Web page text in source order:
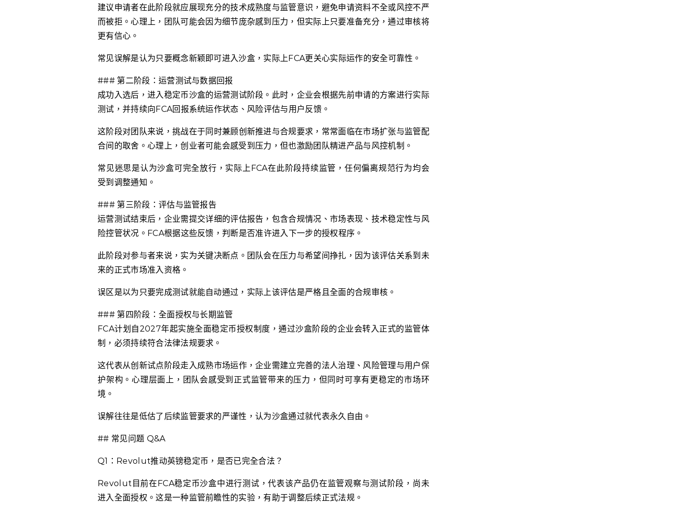
建议申请者在此阶段就应展现充分的技术成熟度与监管意识，避免申请资料不全或风控不严
而被拒。心理上，团队可能会因为细节庞杂感到压力，但实际上只要准备充分，通过审核将
更有信心。
常见误解是认为只要概念新颖即可进入沙盒，实际上FCA更关心实际运作的安全可靠性。
### 第二阶段：运营测试与数据回报
成功入选后，进入稳定币沙盒的运营测试阶段。此时，企业会根据先前申请的方案进行实际
测试，并持续向FCA回报系统运作状态、风险评估与用户反馈。
这阶段对团队来说，挑战在于同时兼顾创新推进与合规要求，常常面临在市场扩张与监管配
合间的取舍。心理上，创业者可能会感受到压力，但也激励团队精进产品与风控机制。
常见迷思是认为沙盒可完全放行，实际上FCA在此阶段持续监管，任何偏离规范行为均会
受到调整通知。
### 第三阶段：评估与监管报告
运营测试结束后，企业需提交详细的评估报告，包含合规情况、市场表现、技术稳定性与风
险控管状况。FCA根据这些反馈，判断是否准许进入下一步的授权程序。
此阶段对参与者来说，实为关键决断点。团队会在压力与希望间挣扎，因为该评估关系到未
来的正式市场准入资格。
误区是以为只要完成测试就能自动通过，实际上该评估是严格且全面的合规审核。
### 第四阶段：全面授权与长期监管
FCA计划自2027年起实施全面稳定币授权制度，通过沙盒阶段的企业会转入正式的监管体
制，必须持续符合法律法规要求。
这代表从创新试点阶段走入成熟市场运作，企业需建立完善的法人治理、风险管理与用户保
护架构。心理层面上，团队会感受到正式监管带来的压力，但同时可享有更稳定的市场环
境。
误解往往是低估了后续监管要求的严谨性，认为沙盒通过就代表永久自由。
## 常见问题 Q&A
Q1：Revolut推动英镑稳定币，是否已完全合法？
Revolut目前在FCA稳定币沙盒中进行测试，代表该产品仍在监管观察与测试阶段，尚未
进入全面授权。这是一种监管前瞻性的实验，有助于调整后续正式法规。